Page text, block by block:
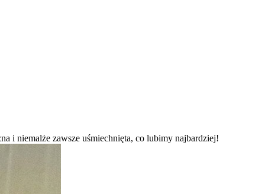
i niemalże zawsze uśmiechnięta, co lubimy najbardziej!